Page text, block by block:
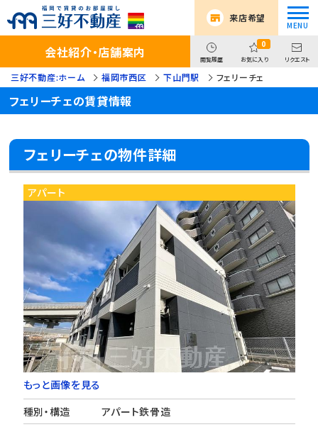
来店希望
会社紹介・店舗案内 閲覧履歴
0
お気に入り リクエスト
三好不動産:ホーム 福岡市西区 下山門駅 フェリーチェ
フェリーチェの賃貸情報
フェリーチェの物件詳細
アパート
もっと画像を見る
種別・構造
アパート鉄骨造